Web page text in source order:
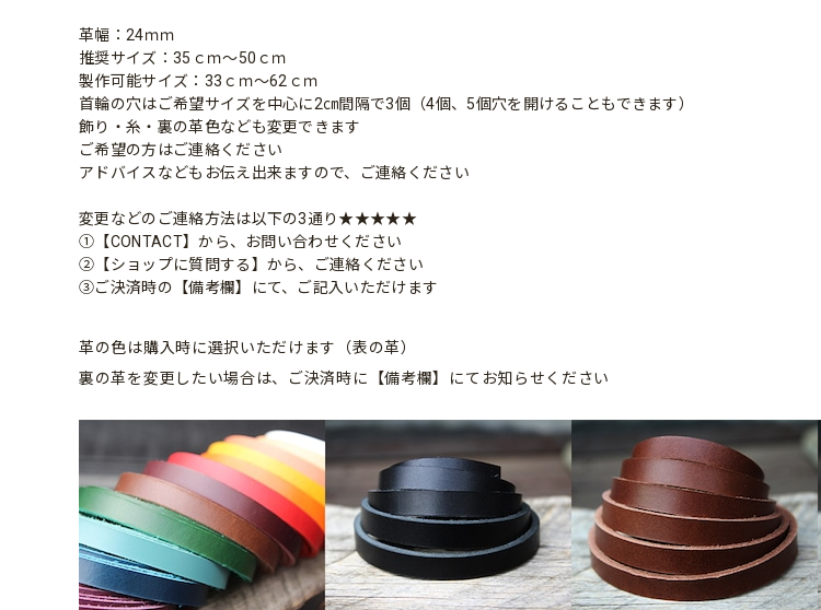
革幅：24ｍｍ
推奨サイズ：35ｃｍ～50ｃｍ
製作可能サイズ：33ｃｍ～62ｃｍ
首輪の穴はご希望サイズを中心に2㎝間隔で3個（4個、5個穴を開けることもできます）
飾り・糸・裏の革色なども変更できます
ご希望の方はご連絡ください
アドバイスなどもお伝え出来ますので、ご連絡ください
変更などのご連絡方法は以下の3通り★★★★★
①【CONTACT】から、お問い合わせください
②【ショップに質問する】から、ご連絡ください
③ご決済時の【備考欄】にて、ご記入いただけます
革の色は購入時に選択いただけます（表の革）
裏の革を変更したい場合は、ご決済時に【備考欄】にてお知らせください